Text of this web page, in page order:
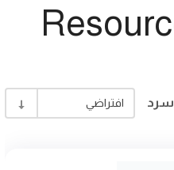
سرد افتراضي